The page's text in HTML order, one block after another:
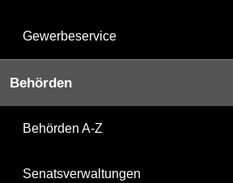
Gewerbeservice
Behörden
Behörden A-Z
Senatsverwaltungen